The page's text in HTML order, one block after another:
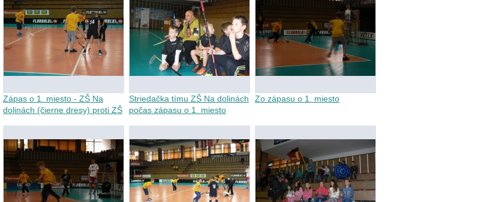
Zápas o 1. miesto - ZŠ Na
dolinách (čierne dresy) proti ZŠ
Striedačka tímu ZŠ Na dolinách
počas zápasu o 1. miesto
Zo zápasu o 1. miesto